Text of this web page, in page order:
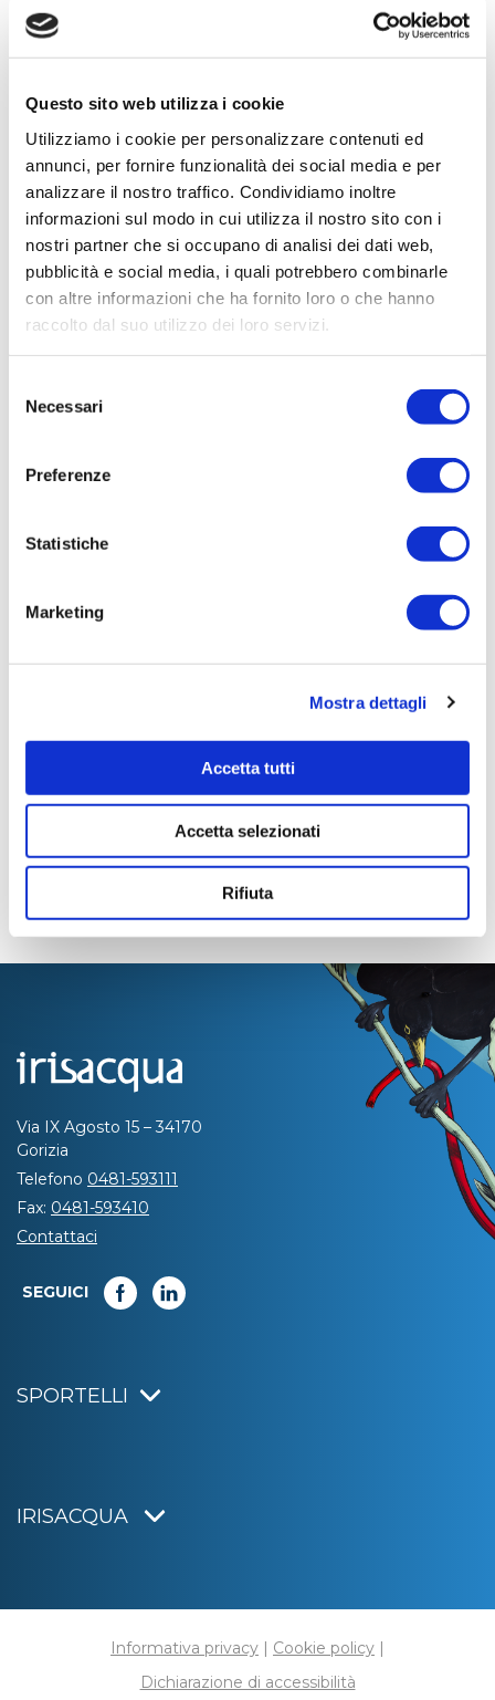
Questo sito web utilizza i cookie
Utilizziamo i cookie per personalizzare contenuti ed
annunci, per fornire funzionalità dei social media e per
analizzare il nostro traffico. Condividiamo inoltre
informazioni sul modo in cui utilizza il nostro sito con i
nostri partner che si occupano di analisi dei dati web,
pubblicità e social media, i quali potrebbero combinarle
con altre informazioni che ha fornito loro o che hanno
raccolto dal suo utilizzo dei loro servizi.
delNecessari
Preferenze
Statistiche
Marketing
Mostra dettagli
Accetta tutti
Accetta selezionati
Rifiuta
ZAD2A7128F
Struttura proponente:
Tecnico
Oggetto:
INSTALLAZIONE MANIGLIONI DI SICUREZZA,
SERRATURA ELETTRICA, CHIUDIPORTA
AUTOMATICO E COPIE CHIAVI.
Elenco operatori invitati:
Codice Fiscale:
Aziendale per Lavori Servizi e Forniture
SOLUZIONE SICUREZZA DI COMUZZO FLAVIO -
cod. fisc. CMZFLV68L20E098D
981,4700
pronta
Pagina aggiornata il 04/08/2020
Via IX Agosto 15 – 34170
Gorizia
Telefono 0481-593111
Fax: 0481-593410
Contattaci
SEGUICI
SPORTELLI
IRISACQUA
Informativa privacy | Cookie policy |
Dichiarazione di accessibilità